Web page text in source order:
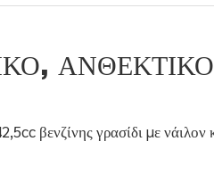
ΑΝΘΕΚΤΙΚΌ